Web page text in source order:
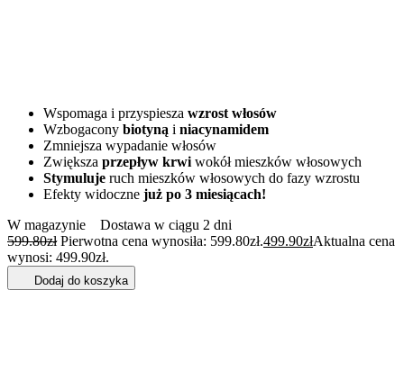
Wspomaga i przyspiesza wzrost włosów
Wzbogacony biotyną i niacynamidem
Zmniejsza wypadanie włosów
Zwiększa przepływ krwi wokół mieszków włosowych
Stymuluje ruch mieszków włosowych do fazy wzrostu
Efekty widoczne już po 3 miesiącach!
W magazynie
Dostawa w ciągu 2 dni
599.80zł Pierwotna cena wynosiła: 599.80zł.499.90złAktualna cena
wynosi: 499.90zł.
Dodaj do koszyka